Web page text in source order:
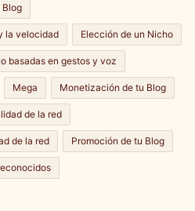
Blog
la velocidad Elección de un Nicho
basadas en gestos y voz
Mega Monetización de tu Blog
de la red
de la red Promoción de tu Blog